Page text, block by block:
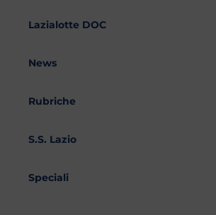
Lazialotte DOC
News
Rubriche
S.S. Lazio
Speciali